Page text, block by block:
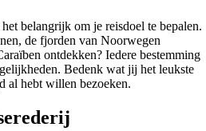
belangrijk om je reisdoel te bepalen.
de fjorden van Noorwegen
ontdekken? Iedere bestemming
Bedenk wat jij het leukste
al hebt willen bezoeken.